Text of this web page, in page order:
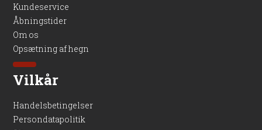
Kundeservice
Åbningstider
Om os
Opsætning af hegn
Vilkår
Handelsbetingelser
Persondatapolitik